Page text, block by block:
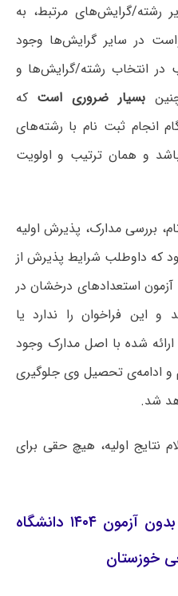
گرایش‌های مرتبط، به
در سایر گرایش‌ها وجود
در انتخاب رشته/گرایش‌ها و
بسیار ضروری است که
انجام ثبت نام با رشته‌های
و همان ترتیب و اولویت
بررسی مدارک، پذیرش اولیه
داوطلب شرایط پذیرش از
استعدادهای درخشان در
این فراخوان را ندارد یا
شده با اصل مدارک وجود
و ادامه‌ی تحصیل وی جلوگیری
شد.
نتایج اولیه، هیچ حقی برای
رشته های کارشناسی ارشد بدون آزمون ۱۴۰۴ دانشگاه
خوزستان